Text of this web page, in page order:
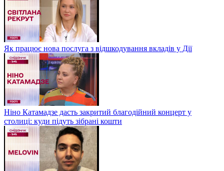
Як працює нова послуга з відшкодування вкладів у Дії
Ніно Катамадзе дасть закритий благодійний концерт у
столиці: куди підуть зібрані кошти